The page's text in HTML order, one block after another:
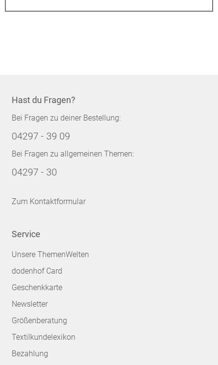
Hast du Fragen?
Bei Fragen zu deiner Bestellung:
04297 - 39 09
Bei Fragen zu allgemeinen Themen:
04297 - 30
Zum Kontaktformular
Service
Unsere ThemenWelten
dodenhof Card
Geschenkkarte
Newsletter
Größenberatung
Textilkundelexikon
Bezahlung